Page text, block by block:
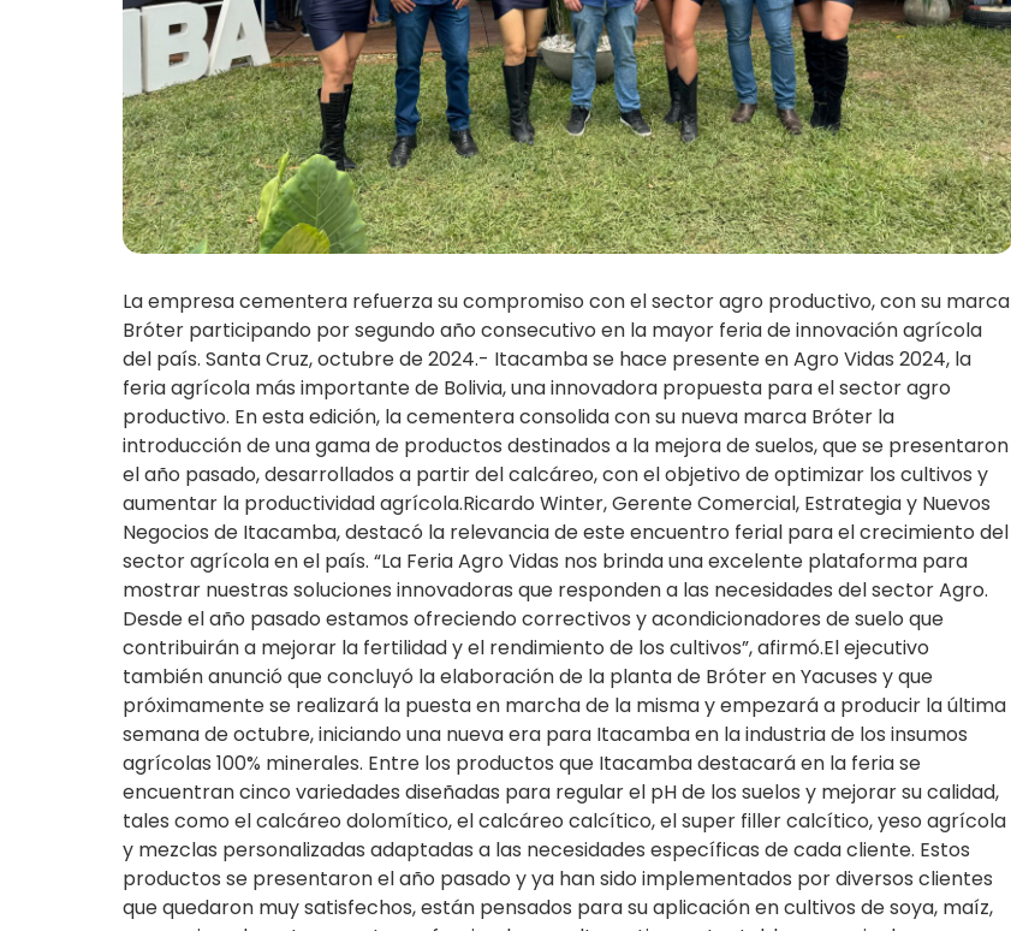
La empresa cementera refuerza su compromiso con el sector agro productivo, con su marca
Bróter participando por segundo año consecutivo en la mayor feria de innovación agrícola
del país. Santa Cruz, octubre de 2024.- Itacamba se hace presente en Agro Vidas 2024, la
feria agrícola más importante de Bolivia, una innovadora propuesta para el sector agro
productivo. En esta edición, la cementera consolida con su nueva marca Bróter la
introducción de una gama de productos destinados a la mejora de suelos, que se presentaron
el año pasado, desarrollados a partir del calcáreo, con el objetivo de optimizar los cultivos y
aumentar la productividad agrícola.Ricardo Winter, Gerente Comercial, Estrategia y Nuevos
Negocios de Itacamba, destacó la relevancia de este encuentro ferial para el crecimiento del
sector agrícola en el país. “La Feria Agro Vidas nos brinda una excelente plataforma para
mostrar nuestras soluciones innovadoras que responden a las necesidades del sector Agro.
Desde el año pasado estamos ofreciendo correctivos y acondicionadores de suelo que
contribuirán a mejorar la fertilidad y el rendimiento de los cultivos”, afirmó.El ejecutivo
también anunció que concluyó la elaboración de la planta de Bróter en Yacuses y que
próximamente se realizará la puesta en marcha de la misma y empezará a producir la última
semana de octubre, iniciando una nueva era para Itacamba en la industria de los insumos
agrícolas 100% minerales. Entre los productos que Itacamba destacará en la feria se
encuentran cinco variedades diseñadas para regular el pH de los suelos y mejorar su calidad,
tales como el calcáreo dolomítico, el calcáreo calcítico, el super filler calcítico, yeso agrícola
y mezclas personalizadas adaptadas a las necesidades específicas de cada cliente. Estos
productos se presentaron el año pasado y ya han sido implementados por diversos clientes
que quedaron muy satisfechos, están pensados para su aplicación en cultivos de soya, maíz,